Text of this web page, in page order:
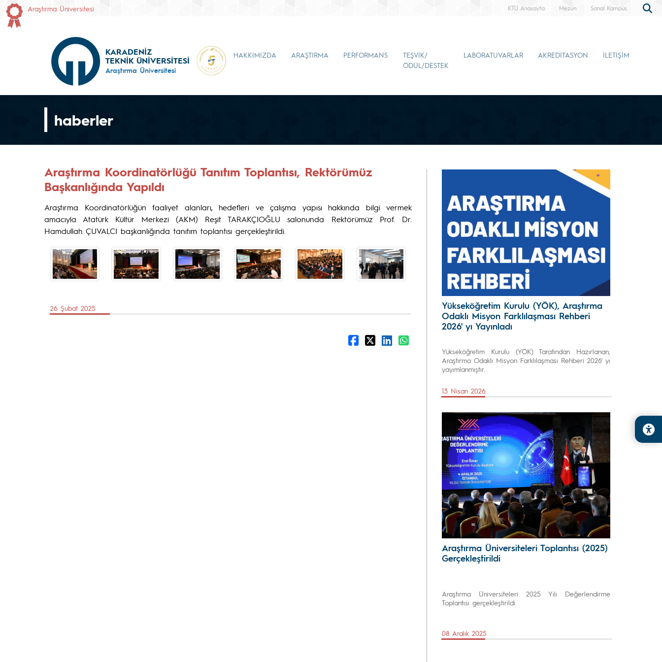
Araştırma Üniversitesi KTÜ Anasayfa Mezun Sanal Kampüs
KARADENİZ
TEKNİK ÜNİVERSİTESİ
Araştırma Üniversitesi
HAKKIMIZDA ARAŞTIRMA PERFORMANS
TEŞVİK/
ÖDÜL/DESTEK
LABORATUVARLAR AKREDİTASYON İLETİŞİM
haberler
Araştırma Koordinatörlüğü Tanıtım Toplantısı, Rektörümüz
Başkanlığında Yapıldı
Araştırma Koordinatörlüğün faaliyet alanları, hedefleri ve çalışma yapısı hakkında bilgi vermek
amacıyla Atatürk Kültür Merkezi (AKM) Reşit TARAKÇIOĞLU salonunda Rektörümüz Prof. Dr.
Hamdullah ÇUVALCI başkanlığında tanıtım toplantısı gerçekleştirildi.
26 Şubat 2025
Yükseköğretim Kurulu (YÖK), Araştırma
Odaklı Misyon Farklılaşması Rehberi
2026' yı Yayınladı
Yükseköğretim Kurulu (YÖK) Tarafından Hazırlanan,
Araştırma Odaklı Misyon Farklılaşması Rehberi 2026' yı
yayımlanmıştır.
13 Nisan 2026
Araştırma Üniversiteleri Toplantısı (2025)
Gerçekleştirildi
Araştırma Üniversiteleri 2025 Yılı Değerlendirme
Toplantısı gerçekleştirildi.
08 Aralık 2025